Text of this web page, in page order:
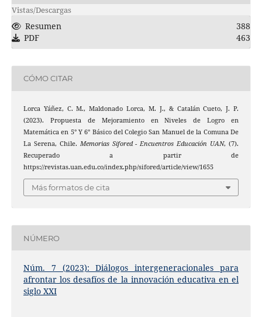
Vistas/Descargas
Resumen
388
PDF
463
CÓMO CITAR
Lorca Yáñez, C. M., Maldonado Lorca, M. J., & Catalán Cueto, J. P.
(2023). Propuesta de Mejoramiento en Niveles de Logro en
Matemática en 5° Y 6° Básico del Colegio San Manuel de la Comuna De
La Serena, Chile. Memorias Sifored - Encuentros Educación UAN, (7).
Recuperado a partir de
https://revistas.uan.edu.co/index.php/sifored/article/view/1655
Más formatos de cita
NÚMERO
Núm. 7 (2023): Diálogos intergeneracionales para
afrontar los desafíos de la innovación educativa en el
siglo XXI